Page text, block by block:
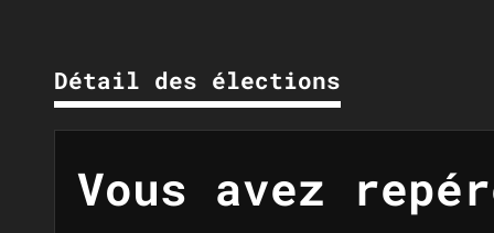
Détail des élections
Vous avez